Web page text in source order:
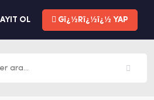
OL Gï¿½Rï¿½ï¿½ YAP